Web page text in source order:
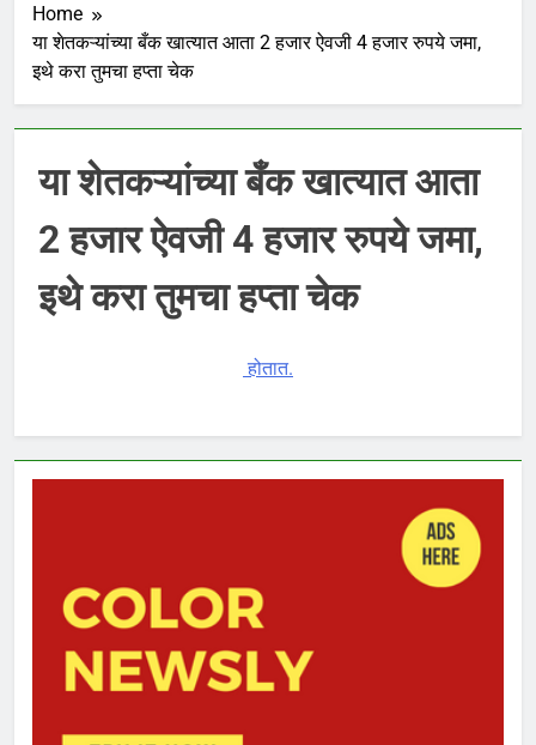
Home
या शेतकऱ्यांच्या बँक खात्यात आता 2 हजार ऐवजी 4 हजार रुपये जमा,
इथे करा तुमचा हप्ता चेक
या शेतकऱ्यांच्या बँक खात्यात आता
2 हजार ऐवजी 4 हजार रुपये जमा,
इथे करा तुमचा हप्ता चेक
होतात.